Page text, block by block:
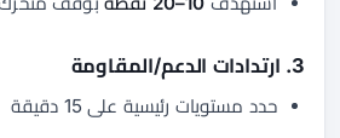
3. ارتدادات الدعم/المقاومة
حدد مستويات رئيسية على 15 دقيقة